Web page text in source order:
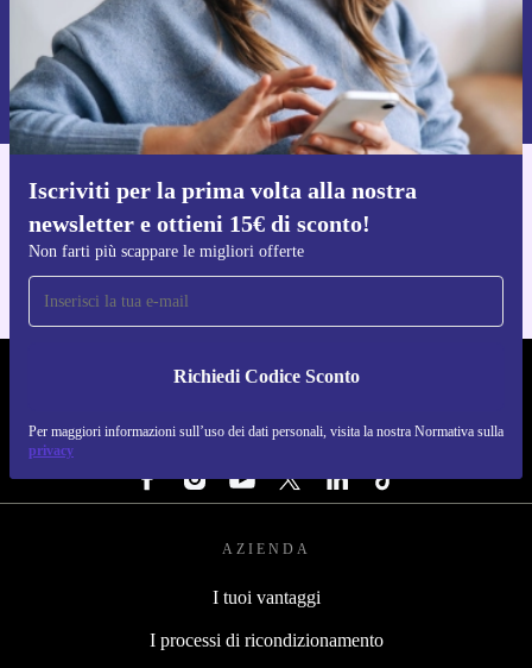
Iscriviti per la prima volta alla nostra
newsletter e ottieni 15€ di sconto!
Non farti più scappare le migliori offerte
Richiedi Codice Sconto
Per maggiori informazioni sull’uso dei dati personali, visita la nostra Normativa sulla
privacy
Richiedi codice sconto
Per maggiori informazioni sull’uso dei dati personali, visita la nostra
Normativa sulla privacy
Scarica l'app di refurbed
Per iOS e Android
REFURBED ITALIA - RETHINK NEW.
SEGUICI SU
AZIENDA
I tuoi vantaggi
I processi di ricondizionamento